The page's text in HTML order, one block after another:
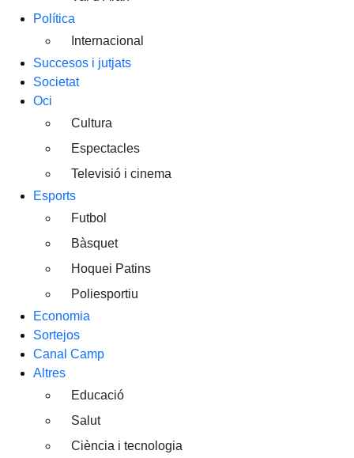
Política
Internacional
Succesos i jutjats
Societat
Oci
Cultura
Espectacles
Televisió i cinema
Esports
Futbol
Bàsquet
Hoquei Patins
Poliesportiu
Economia
Sortejos
Canal Camp
Altres
Educació
Salut
Ciència i tecnologia